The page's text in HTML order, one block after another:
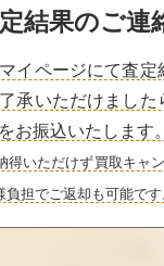
結果のご連
イページにて査定
承いただけました
お振込いたします。
得いただけず買取キャ
担でご返却も可能です